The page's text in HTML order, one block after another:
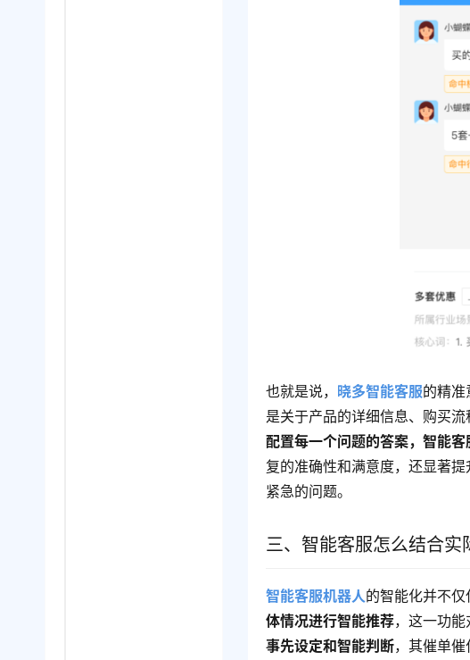
也就是说， 晓多智能客服的精
是关于产品的详细信息、购买
配置每一个问题的答案，智能
复的准确性和满意度，还显著
紧急的问题。
三、智能客服怎么结合
智能客服机器人的智能化并不
体情况进行智能推荐，这一功
事先设定和智能判断，其催单催